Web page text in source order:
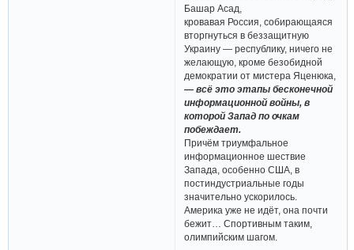
Башар Асад,
кровавая Россия, собирающаяся
вторгнуться в беззащитную
Украину — республику, ничего не
желающую, кроме безобидной
демократии от мистера Яценюка,
— всё это этапы бесконечной
информационной войны, в
которой Запад по очкам
побеждает.
Причём триумфальное
информационное шествие
Запада, особенно США, в
постиндустриальные годы
значительно ускорилось.
Америка уже не идёт, она почти
бежит… Спортивным таким,
олимпийским шагом.